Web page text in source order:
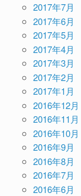
2017年7月
2017年6月
2017年5月
2017年4月
2017年3月
2017年2月
2017年1月
2016年12月
2016年11月
2016年10月
2016年9月
2016年8月
2016年7月
2016年6月